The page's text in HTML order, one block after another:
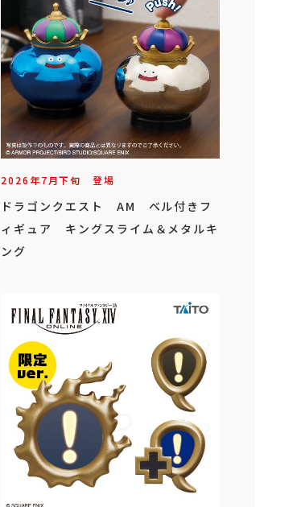
2026年7月下旬 登場
ドラゴンクエスト AM ベル付きフ
ィギュア キングスライム＆メタルキ
ング